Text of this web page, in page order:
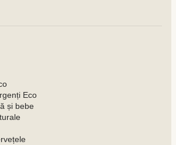
Eco
și bebe